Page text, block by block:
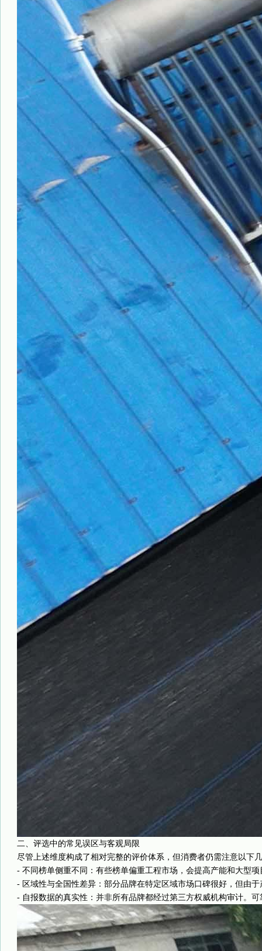
二、评选中的常见误区与客观局限
尽管上述维度构成了相对完整的评价体系，但消费者仍需注意以下
- 不同榜单侧重不同：有些榜单偏重工程市场，会提高产能和大型
- 区域性与全国性差异：部分品牌在特定区域市场口碑很好，但由
- 自报数据的真实性：并非所有品牌都经过第三方权威机构审计。